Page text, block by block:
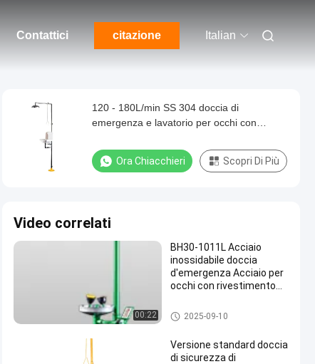
Contattici citazione Italian
120 - 180L/min SS 304 doccia di
emergenza e lavatorio per occhi con
Ora Chiacchieri Scopri Di Più
Video correlati
00:22
BH30-1011L Acciaio
inossidabile doccia
d'emergenza Acciaio per
occhi con rivestimento
Doccia d'emergenza e lavaggi
o degli occhi
2025-09-10
Versione standard doccia
di sicurezza di